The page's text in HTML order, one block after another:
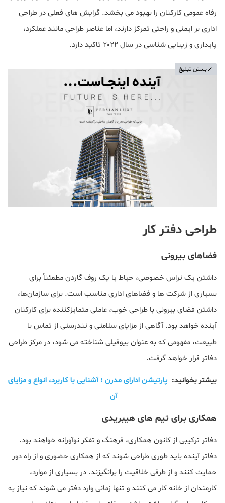
رفاه عمومی کارکنان را بهبود می بخشد. گرایش های فعلی در طراحی
اداری بر ایمنی و راحتی تمرکز دارند، اما عناصر طراحی مانند عملکرد،
پایداری و زیبایی شناسی در سال ۲۰۲۲ تاکید دارد.
بستن تبلیغ
طراحی دفتر کار
فضاهای بیرونی
داشتن یک تراس خصوصی، حیاط یا یک روف گاردن مطمئناً برای
بسیاری از شرکت ها و فضاهای اداری مناسب است. برای سازمان‌ها،
داشتن فضای بیرونی با طراحی خوب، عاملی متمایزکننده برای کارکنان
آینده خواهد بود. آگاهی از مزایای سلامتی و تندرستی از تماس با
طبیعت، مفهومی که به عنوان بیوفیلی شناخته می شود، در مرکز طراحی
دفاتر قرار خواهد گرفت.
بیشتر بخوانید: پارتیشن ادارای مدرن ؛ آشنایی با کاربرد، انواع و مزایای
آن
همکاری برای تیم های هیبریدی
دفاتر ترکیبی از کانون همکاری، فرهنگ و تفکر نوآورانه خواهند بود.
دفاتر آینده باید طوری طراحی شوند که از همکاری حضوری و از راه دور
حمایت کنند و از طرفی خلاقیت را برانگیزند. در بسیاری از موارد،
کارمندان از خانه کار می کنند و تنها زمانی وارد دفتر می شوند که نیاز به